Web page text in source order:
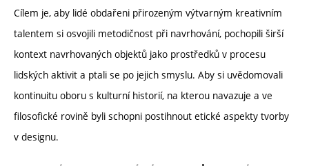
Cílem je, aby lidé obdařeni přirozeným výtvarným kreativním
talentem si osvojili metodičnost při navrhování, pochopili širší
kontext navrhovaných objektů jako prostředků v procesu
lidských aktivit a ptali se po jejich smyslu. Aby si uvědomovali
kontinuitu oboru s kulturní historií, na kterou navazuje a ve
filosofické rovině byli schopni postihnout etické aspekty tvorby
v designu.